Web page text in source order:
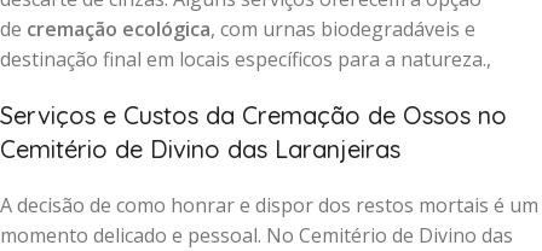
de cremação ecológica, com urnas biodegradáveis e
destinação final em locais específicos para a natureza.,
Serviços e Custos da Cremação de Ossos no
Cemitério de Divino das Laranjeiras
A decisão de como honrar e dispor dos restos mortais é um
momento delicado e pessoal. No Cemitério de Divino das